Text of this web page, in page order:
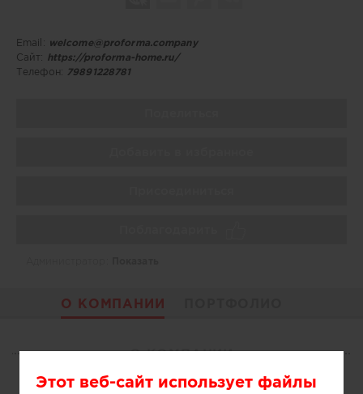
Email: welcome@proforma.company
Сайт: https://proforma-home.ru/
Телефон: 79891228781
О КОМПАНИИ
О КОМПАНИИ
Сегодня Участники
Этот веб-сайт использует файлы